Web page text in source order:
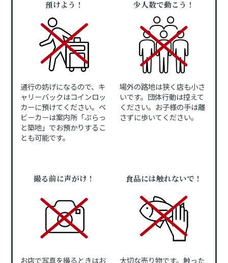
預けよう！
通行の妨げになるので、キ
ャリーバックはコインロッ
カーに預けてください。ベ
ビーカーは案内所「ぷらっ
と築地」でお預かりするこ
とも可能です。
少人数で動こう！
場外の路地は狭く店も小さ
いです。団体行動は控えて
ください。お子様の手は離
さずに歩いてください。
撮る前に声がけ！
お店で写真を撮るときはお
食品には触れないで！
大切な売り物です。触った